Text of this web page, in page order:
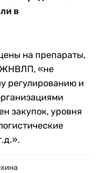
в
на препараты,
ЖНВЛП, «не
регулированию и
закупок, уровня